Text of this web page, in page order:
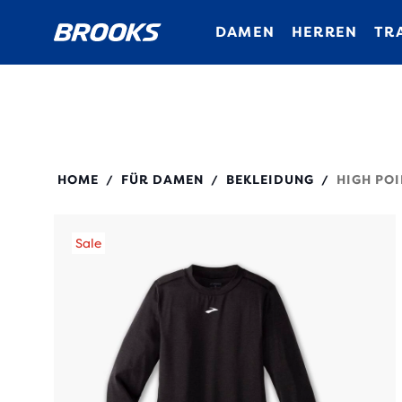
DAMEN HERREN
HOME / FÜR DAMEN / BEKLEIDUNG / HIGH
Sale